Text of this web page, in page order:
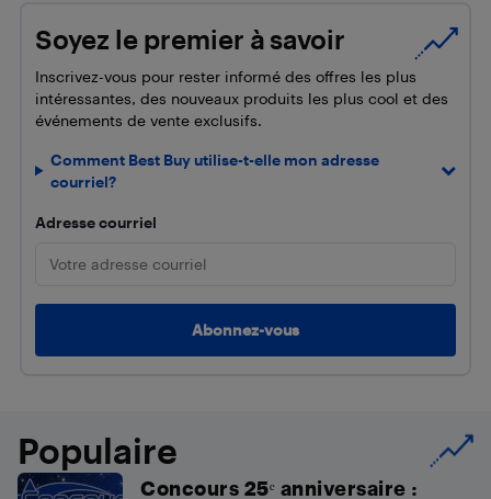
Soyez le premier à savoir
Inscrivez-vous pour rester informé des offres les plus
intéressantes, des nouveaux produits les plus cool et des
événements de vente exclusifs.
Comment Best Buy utilise-t-elle mon adresse
courriel?
Adresse courriel
Populaire
Concours 25ᵉ anniversaire :